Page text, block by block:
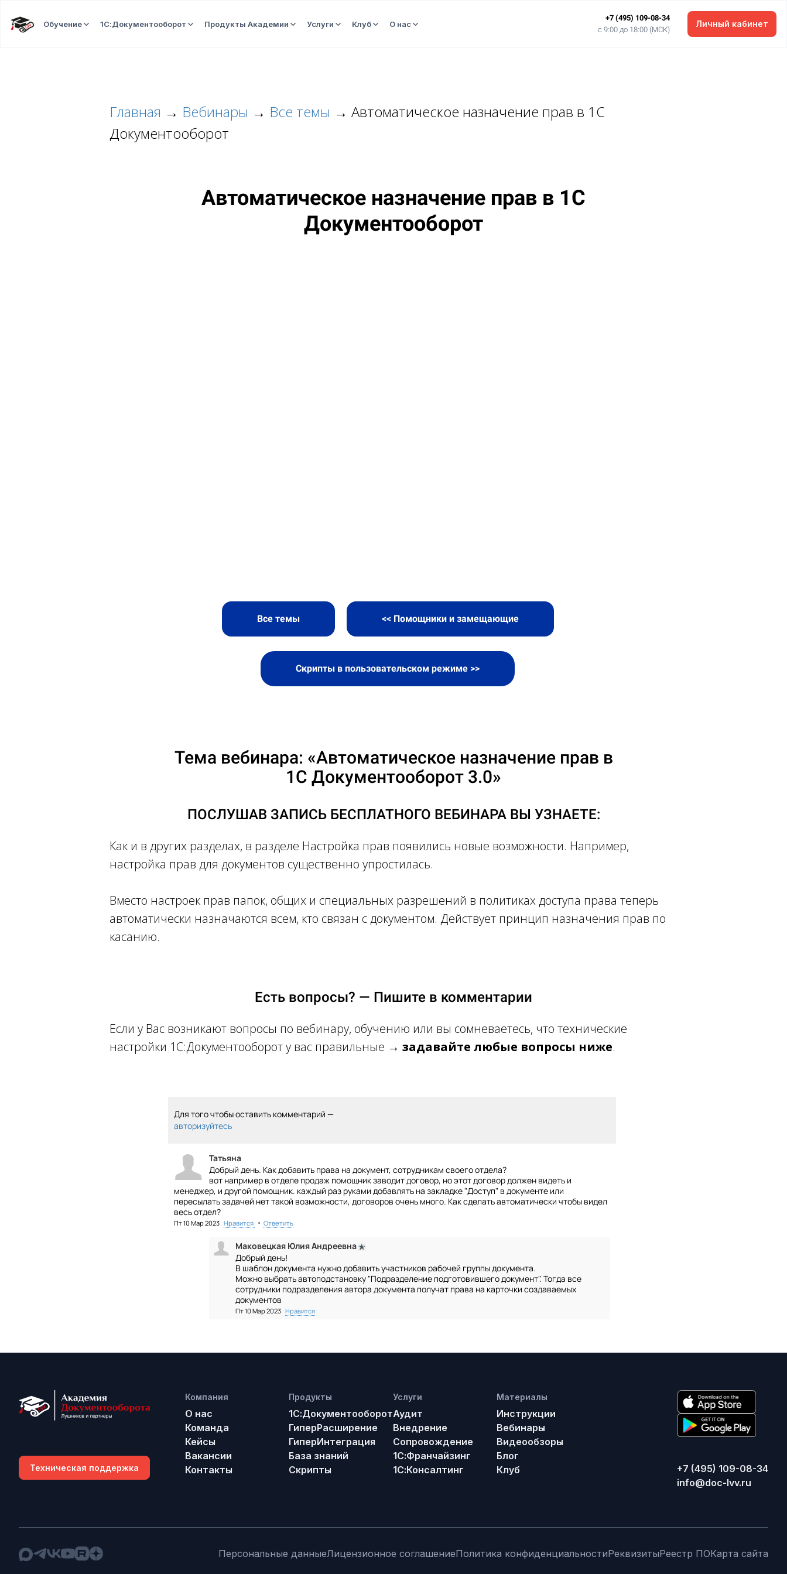
Обучение 1С:Документооборот Продукты Академии Услуги Клуб О нас
+7 (495) 109-08-34
c 9:00 до 18:00 (МСК)
Личный кабинет
Главная → Вебинары → Все темы → Автоматическое назначение прав в 1С
Документооборот
Автоматическое назначение прав в 1С
Документооборот
Все темы << Помощники и замещающие
Скрипты в пользовательском режиме >>
Тема вебинара: «Автоматическое назначение прав в
1С Документооборот 3.0»
ПОСЛУШАВ ЗАПИСЬ БЕСПЛАТНОГО ВЕБИНАРА ВЫ УЗНАЕТЕ:
Как и в других разделах, в разделе Настройка прав появились новые возможности. Например,
настройка прав для документов существенно упростилась.
Вместо настроек прав папок, общих и специальных разрешений в политиках доступа права теперь
автоматически назначаются всем, кто связан с документом. Действует принцип назначения прав по
касанию.
Есть вопросы? — Пишите в комментарии
Если у Вас возникают вопросы по вебинару, обучению или вы сомневаетесь, что технические
настройки 1С:Документооборот у вас правильные → задавайте любые вопросы ниже.
Для того чтобы оставить комментарий —
авторизуйтесь
Татьяна
Добрый день. Как добавить права на документ, сотрудникам своего отдела?
вот например в отделе продаж помощник заводит договор, но этот договор должен видеть и
менеджер, и другой помощник. каждый раз руками добавлять на закладке "Доступ" в документе или
пересылать задачей нет такой возможности, договоров очень много. Как сделать автоматически чтобы видел
весь отдел?
Пт 10 Мар 2023 Нравится • Ответить
Маковецкая Юлия Андреевна
Добрый день!
В шаблон документа нужно добавить участников рабочей группы документа.
Можно выбрать автоподстановку "Подразделение подготовившего документ". Тогда все
сотрудники подразделения автора документа получат права на карточки создаваемых
документов
Пт 10 Мар 2023 Нравится
Техническая поддержка
Компания
О нас
Команда
Кейсы
Вакансии
Контакты
Продукты
1С:Документооборот
ГиперРасширение
ГиперИнтеграция
База знаний
Скрипты
Услуги
Аудит
Внедрение
Сопровождение
1С:Франчайзинг
1С:Консалтинг
Материалы
Инструкции
Вебинары
Видеообзоры
Блог
Клуб
+7 (495) 109-08-34
info@doc-lvv.ru
Персональные данныеЛицензионное соглашениеПолитика конфиденциальностиРеквизитыРеестр ПОКарта сайта